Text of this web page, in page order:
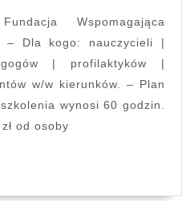
na
edycję
szkolenia
2026
– Dla kogo: nauczycieli |
| profilaktyków |
w/w kierunków. – Plan
wynosi 60 godzin.
od osoby